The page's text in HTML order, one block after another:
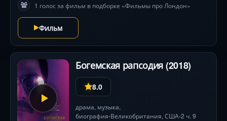
— от блеска огней до осенней меланхолии —
подчёркивают хрупкость чувств .
1 голос за фильм в подборке «Фильмы про Лондон»
Фильм
Богемская рапсодия (2018)
8.0
драма, музыка,
биография•Великобритания,США•2 ч. 9